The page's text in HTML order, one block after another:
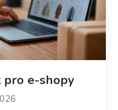
pro e-shopy